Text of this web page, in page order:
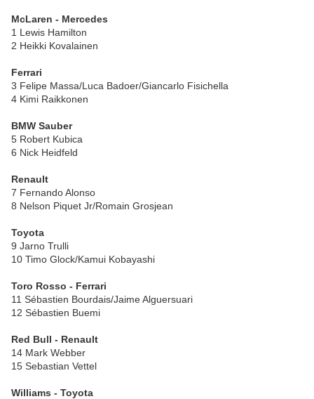
McLaren - Mercedes
1 Lewis Hamilton
2 Heikki Kovalainen
Ferrari
3 Felipe Massa/Luca Badoer/Giancarlo Fisichella
4 Kimi Raikkonen
BMW Sauber
5 Robert Kubica
6 Nick Heidfeld
Renault
7 Fernando Alonso
8 Nelson Piquet Jr/Romain Grosjean
Toyota
9 Jarno Trulli
10 Timo Glock/Kamui Kobayashi
Toro Rosso - Ferrari
11 Sébastien Bourdais/Jaime Alguersuari
12 Sébastien Buemi
Red Bull - Renault
14 Mark Webber
15 Sebastian Vettel
Williams - Toyota